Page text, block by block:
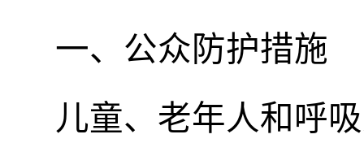
一、 公众防护措施
儿童、老年人和呼